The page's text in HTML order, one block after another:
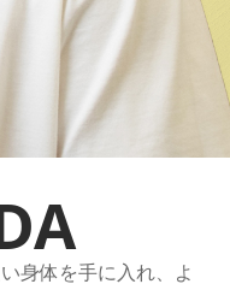
身体を手に入れ、よ